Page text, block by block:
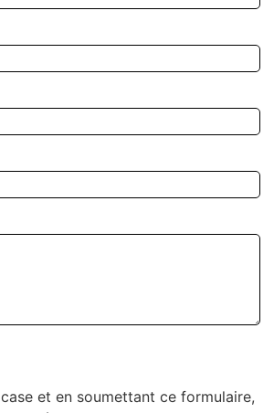
et en soumettant ce formulaire,